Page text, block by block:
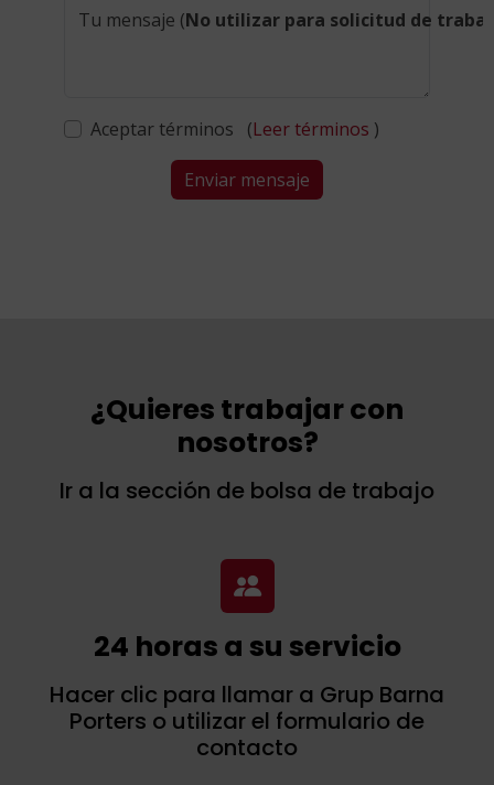
Tu mensaje (No utilizar para solicitud de
Aceptar términos (Leer términos )
Enviar mensaje
¿Quieres trabajar con
nosotros?
Ir a la sección de bolsa de trabajo
24 horas a su servicio
Hacer clic para llamar a Grup Barna
Porters o utilizar el formulario de
contacto